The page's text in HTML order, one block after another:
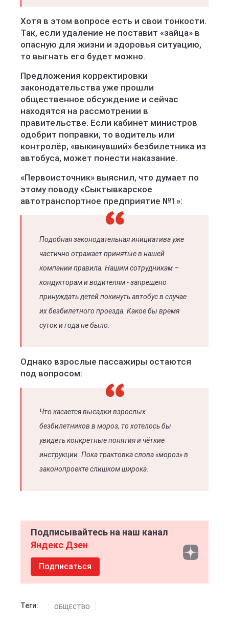
Хотя в этом вопросе есть и свои тонкости.
Так, если удаление не поставит «зайца» в
опасную для жизни и здоровья ситуацию,
то выгнать его будет можно.
Предложения корректировки
законодательства уже прошли
общественное обсуждение и сейчас
находятся на рассмотрении в
правительстве. Если кабинет министров
одобрит поправки, то водитель или
контролёр, «выкинувший» безбилетника из
автобуса, может понести наказание.
«Первоисточник» выяснил, что думает по
этому поводу «Сыктывкарское
автотранспортное предприятие №1»:
Подобная законодательная инициатива уже
частично отражает принятые в нашей
компании правила. Нашим сотрудникам –
кондукторам и водителям - запрещено
принуждать детей покинуть автобус в случае
их безбилетного проезда. Какое бы время
суток и года не было.
Однако взрослые пассажиры остаются
под вопросом:
Что касается высадки взрослых
безбилетников в мороз, то хотелось бы
увидеть конкретные понятия и чёткие
инструкции. Пока трактовка слова «мороз» в
законопроекте слишком широка.
Подписывайтесь на наш канал
Яндекс Дзен
Подписаться
Теги: ОБЩЕСТВО